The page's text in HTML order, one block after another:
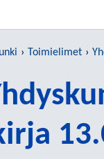
Toimielimet